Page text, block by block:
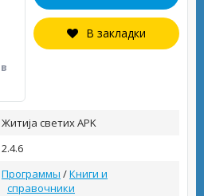
В закладки
Житија светих APK
2.4.6
Программы /Книги и
справочники